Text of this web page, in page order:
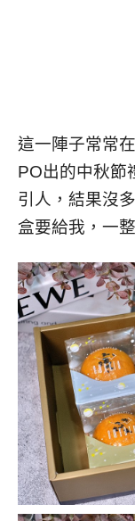
這一陣子常常
PO出的中秋節
引人，結果沒
盒要給我，一